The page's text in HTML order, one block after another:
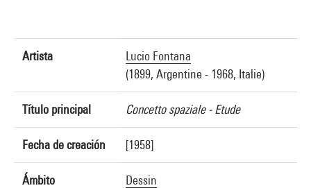
Artista
Lucio Fontana
(1899, Argentine - 1968, Italie)
Título principal Concetto spaziale - Etude
Fecha de creación [1958]
Ámbito Dessin